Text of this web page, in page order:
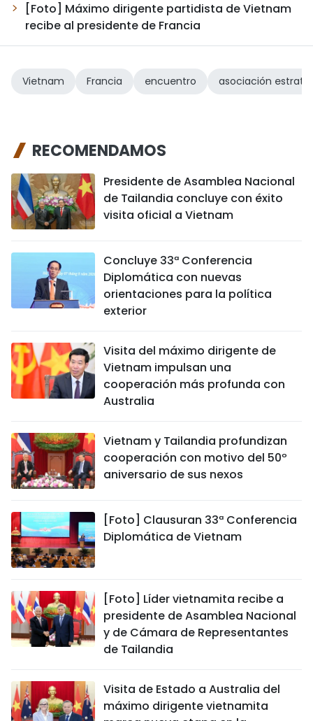
[Foto] Máximo dirigente partidista de Vietnam
recibe al presidente de Francia
Vietnam Francia encuentro asociación
RECOMENDAMOS
Presidente de Asamblea Nacional
de Tailandia concluye con éxito
visita oficial a Vietnam
Concluye 33ª Conferencia
Diplomática con nuevas
orientaciones para la política
exterior
Visita del máximo dirigente de
Vietnam impulsan una
cooperación más profunda con
Australia
Vietnam y Tailandia profundizan
cooperación con motivo del 50º
aniversario de sus nexos
[Foto] Clausuran 33ª Conferencia
Diplomática de Vietnam
[Foto] Líder vietnamita recibe a
presidente de Asamblea Nacional
y de Cámara de Representantes
de Tailandia
Visita de Estado a Australia del
máximo dirigente vietnamita